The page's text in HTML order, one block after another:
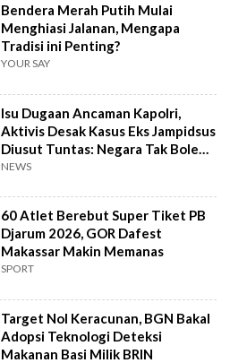
Bendera Merah Putih Mulai
Menghiasi Jalanan, Mengapa
Tradisi ini Penting?
YOUR SAY
Isu Dugaan Ancaman Kapolri,
Aktivis Desak Kasus Eks Jampidsus
Diusut Tuntas: Negara Tak Boleh
Kalah
NEWS
60 Atlet Berebut Super Tiket PB
Djarum 2026, GOR Dafest
Makassar Makin Memanas
SPORT
Target Nol Keracunan, BGN Bakal
Adopsi Teknologi Deteksi
Makanan Basi Milik BRIN